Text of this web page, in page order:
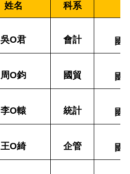
姓名 科系
吳O君 會計 國
周O鈞 國貿 國
李O轅 統計 國
王O綺 企管 國